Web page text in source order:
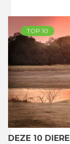
TOP 10
DEZE 10